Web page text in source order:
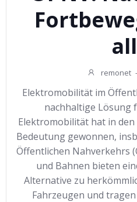
remonet -
Elektromobilität im
nachhaltige Lösung
Elektromobilität hat in
Bedeutung gewonnen,
Öffentlichen Nahverkehrs
und Bahnen bieten
Alternative zu
Fahrzeugen und